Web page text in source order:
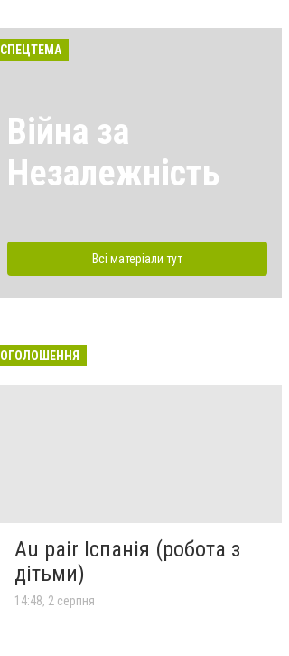
СПЕЦТЕМА
Війна за
Незалежність
Всі матеріали тут
ОГОЛОШЕННЯ
Au pair Іспанія (робота з
дітьми)
14:48, 2 серпня